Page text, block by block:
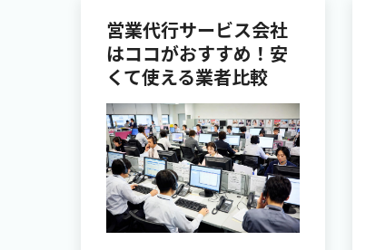
営業代行サービス会社
はココがおすすめ！安
くて使える業者比較